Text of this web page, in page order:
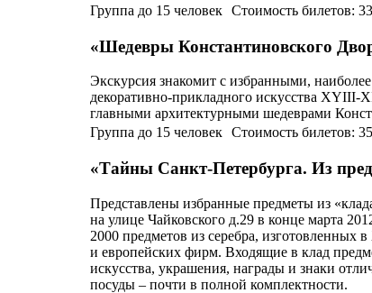
Группа до 15 человек Стоимость билетов:
«Шедевры Константиновского
Экскурсия знакомит с избранными,
декоративно-прикладного искусства
главными архитектурными шедеврами
Группа до 15 человек Стоимость билетов:
«Тайны Санкт-Петербурга. Из
Представлены избранные предметы из
на улице Чайковского д.29 в конце марта
2000 предметов из серебра,
и европейских фирм. Входящие в клад
искусства, украшения, награды и знаки
посуды – почти в полной комплектности.